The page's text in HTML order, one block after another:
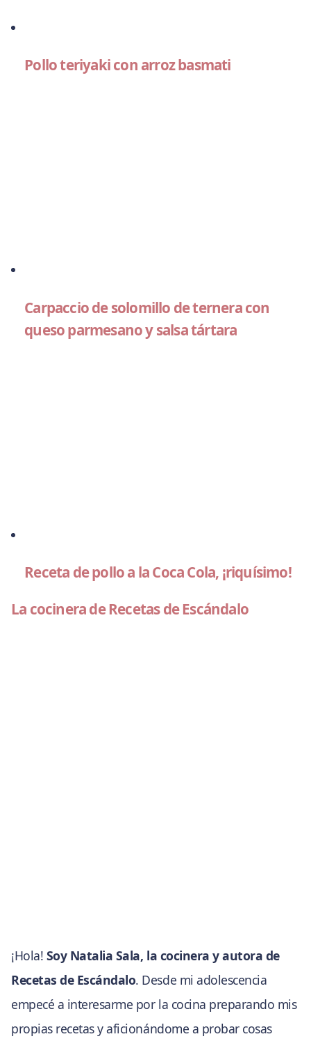
Pollo teriyaki con arroz basmati
Carpaccio de solomillo de ternera con
queso parmesano y salsa tártara
Receta de pollo a la Coca Cola, ¡riquísimo!
La cocinera de Recetas de Escándalo
¡Hola! Soy Natalia Sala, la cocinera y autora de
Recetas de Escándalo. Desde mi adolescencia
empecé a interesarme por la cocina preparando mis
propias recetas y aficionándome a probar cosas